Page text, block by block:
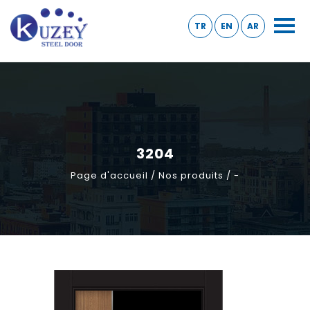
TR EN AR
3204
Page d'accueil / Nos produits / -